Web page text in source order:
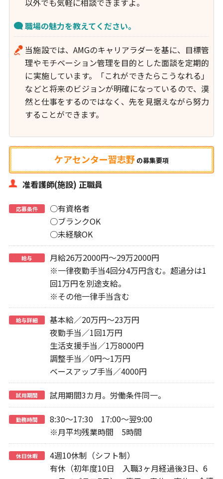
以外でも気軽に相談できますよ。
職場の魅力を教えてください。
当施設では、AMGのキャリアラダーを基に、目標管
理やモチベーション管理を目的とした面談を定期的
に実施しています。「これができたらこうなれる」
などと将来のビジョンが明確になっているので、漠
然と仕事をするのではなく、先を見据えながら努力
することができます。
ケアセンター習志野 の募集要項
准看護師(施設) 正職員
応募条件
○有資格者
○ブランクOK
○未経験OK
給与
月給26万2000円～29万2000円
※一律夜勤手当4回分4万円含む。超過分は1
回1万円を別途支給。
※その他一律手当含む
給与詳細
基本給／20万円～23万円
夜勤手当／1回1万円
生活支援手当／1万8000円
調整手当／0円～1万円
ベースアップ手当／4000円
試用期間 試用期間3カ月。労働条件同一。
勤務時間
8:30〜17:30 17:00〜翌9:00
※月平均残業時間 5時間
休日休暇
4週10休制（シフト制）
有休（初年度10日 入職3ヶ月経過後3日、6